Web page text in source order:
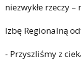
niezwykłe rzeczy –
Izbę Regionalną
- Przyszliśmy z